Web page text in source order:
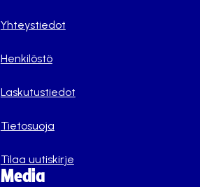
Yhteystiedot
Henkilöstö
Laskutustiedot
Tietosuoja
Tilaa uutiskirje
Media